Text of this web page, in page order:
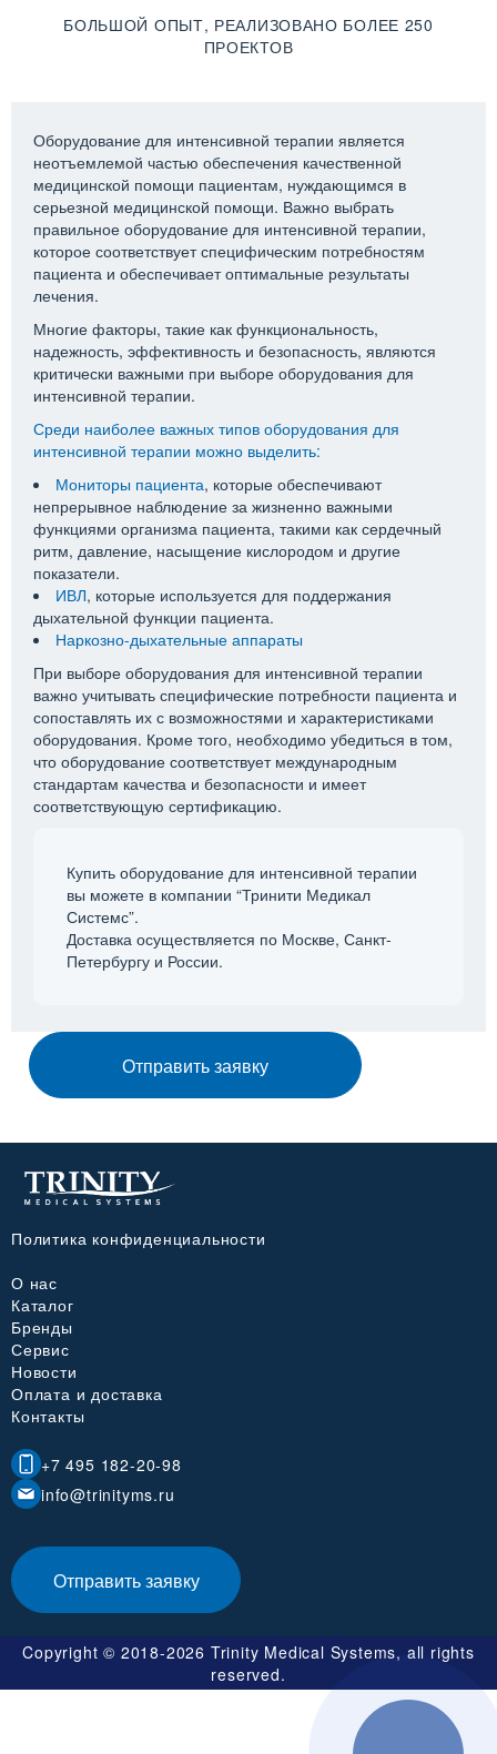
БОЛЬШОЙ ОПЫТ, РЕАЛИЗОВАНО БОЛЕЕ 250
ПРОЕКТОВ
Оборудование для интенсивной терапии является
неотъемлемой частью обеспечения качественной
медицинской помощи пациентам, нуждающимся в
серьезной медицинской помощи. Важно выбрать
правильное оборудование для интенсивной терапии,
которое соответствует специфическим потребностям
пациента и обеспечивает оптимальные результаты
лечения.
Многие факторы, такие как функциональность,
надежность, эффективность и безопасность, являются
критически важными при выборе оборудования для
интенсивной терапии.
Среди наиболее важных типов оборудования для
интенсивной терапии можно выделить:
Мониторы пациента, которые обеспечивают
непрерывное наблюдение за жизненно важными
функциями организма пациента, такими как сердечный
ритм, давление, насыщение кислородом и другие
показатели.
ИВЛ, которые используется для поддержания
дыхательной функции пациента.
Наркозно-дыхательные аппараты
При выборе оборудования для интенсивной терапии
важно учитывать специфические потребности пациента и
сопоставлять их с возможностями и характеристиками
оборудования. Кроме того, необходимо убедиться в том,
что оборудование соответствует международным
стандартам качества и безопасности и имеет
соответствующую сертификацию.
Купить оборудование для интенсивной терапии
вы можете в компании “Тринити Медикал
Системс”.
Доставка осуществляется по Москве, Санкт-
Петербургу и России.
Отправить заявку
Политика конфиденциальности
О нас
Каталог
Бренды
Сервис
Новости
Оплата и доставка
Контакты
+7 495 182-20-98
info@trinityms.ru
Отправить заявку
Copyright © 2018-2026 Trinity Medical Systems, all rights
reserved.